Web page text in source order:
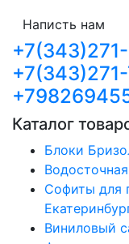
Написть нам
Каталог
Блоки
Софиты для
Виниловый